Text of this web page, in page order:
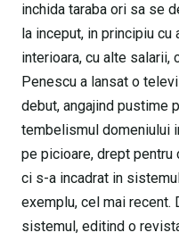
inchida taraba ori sa se
la inceput, in principiu cu
interioara, cu alte salarii,
Penescu a lansat o
debut, angajind pustime
tembelismul domeniului
pe picioare, drept pentru
ci s-a incadrat in
exemplu, cel mai recent.
sistemul, editind o